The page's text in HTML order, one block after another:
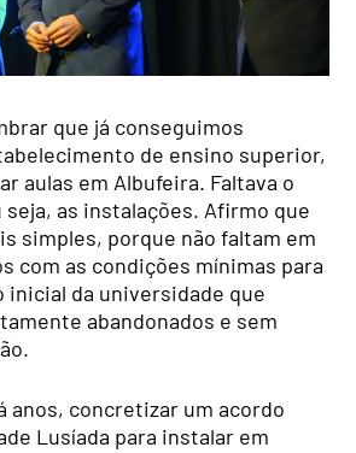
que já conseguimos
de ensino superior,
aulas em Albufeira. Faltava o
as instalações. Afirmo que
simples, porque não faltam em
com as condições mínimas para
inicial da universidade que
abandonados e sem
anos, concretizar um acordo
Lusíada para instalar em